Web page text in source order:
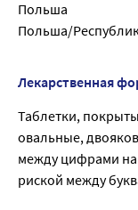
Польша
Польша/
Лекарственная
Таблетки,
овальные,
между цифрами
риской между